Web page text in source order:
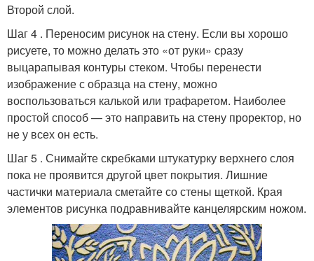
Второй слой.
Шаг 4 . Переносим рисунок на стену. Если вы хорошо
рисуете, то можно делать это «от руки» сразу
выцарапывая контуры стеком. Чтобы перенести
изображение с образца на стену, можно
воспользоваться калькой или трафаретом. Наиболее
простой способ — это направить на стену проректор, но
не у всех он есть.
Шаг 5 . Снимайте скребками штукатурку верхнего слоя
пока не проявится другой цвет покрытия. Лишние
частички материала сметайте со стены щеткой. Края
элементов рисунка подравнивайте канцелярским ножом.